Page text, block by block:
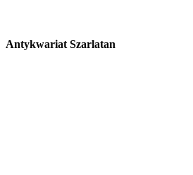
Antykwariat Szarlatan